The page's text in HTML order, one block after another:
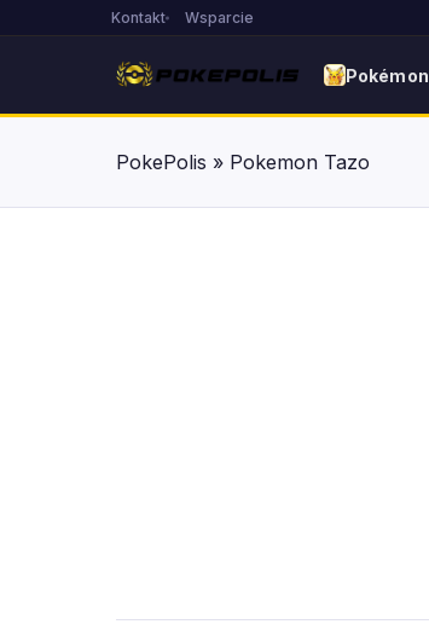
Kontakt Wsparcie
Pokémon
PokePolis » Pokemon Tazo